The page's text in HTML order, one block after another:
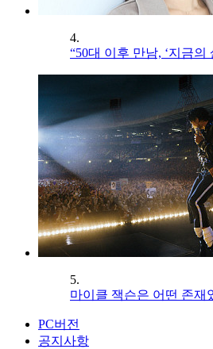
4.
“50대 이후 만남, ‘지금의
5.
마이클 잭슨은 어떤 존재
PC버전
공지사항